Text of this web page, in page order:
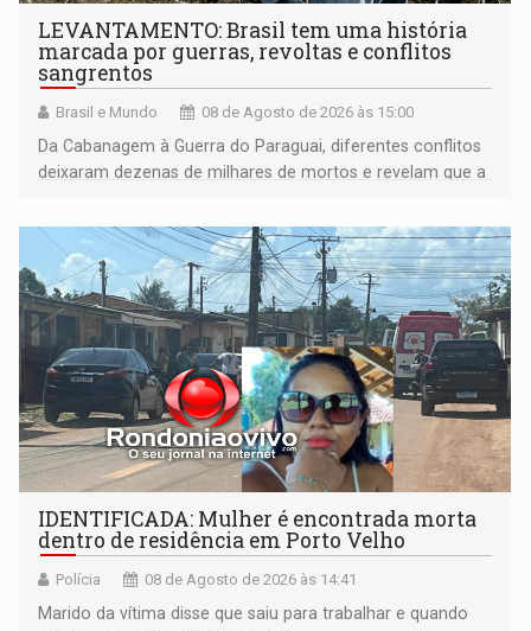
LEVANTAMENTO: Brasil tem uma história
marcada por guerras, revoltas e conflitos
sangrentos
Brasil e Mundo 08 de Agosto de 2026 às 15:00
Da Cabanagem à Guerra do Paraguai, diferentes conflitos
deixaram dezenas de milhares de mortos e revelam que a
territoriais e sociais
IDENTIFICADA: Mulher é encontrada morta
dentro de residência em Porto Velho
Polícia 08 de Agosto de 2026 às 14:41
Marido da vítima disse que saiu para trabalhar e quando